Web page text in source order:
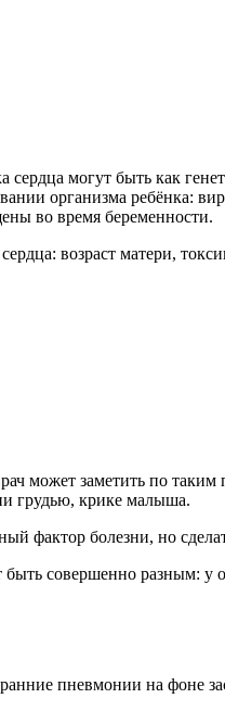
сердца могут быть как
организма ребёнка:
во время беременности.
возраст матери,
может заметить по
грудью, крике малыша.
фактор болезни, но
быть совершенно разным:
ранние пневмонии на фоне